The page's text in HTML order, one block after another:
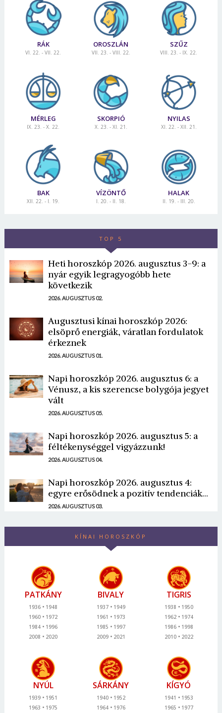
RÁK
VI. 22. - VII. 22.
OROSZLÁN
VII. 23. - VIII. 22.
SZŰZ
VIII. 23. - IX. 22.
MÉRLEG
IX. 23. - X. 22.
SKORPIÓ
X. 23. - XI. 21.
NYILAS
XI. 22. - XII. 21.
BAK
XII. 22. - I. 19.
VÍZÖNTŐ
I. 20. - II. 18.
HALAK
II. 19. - III. 20.
TOP 5
Heti horoszkóp 2026. augusztus 3-9: a
nyár egyik legragyogóbb hete
következik
2026. AUGUSZTUS 02.
Augusztusi kínai horoszkóp 2026:
elsöprő energiák, váratlan fordulatok
érkeznek
2026. AUGUSZTUS 01.
Napi horoszkóp 2026. augusztus 6: a
Vénusz, a kis szerencse bolygója jegyet
vált
2026. AUGUSZTUS 05.
Napi horoszkóp 2026. augusztus 5: a
féltékenységgel vigyázzunk!
2026. AUGUSZTUS 04.
Napi horoszkóp 2026. augusztus 4:
egyre erősödnek a pozitív tendenciák...
2026. AUGUSZTUS 03.
KÍNAI HOROSZKÓP
PATKÁNY
1936
1948
1960
1972
1984
1996
2008
2020
BIVALY
1937
1949
1961
1973
1985
1997
2009
2021
TIGRIS
1938
1950
1962
1974
1986
1998
2010
2022
NYÚL
1939
1951
1963
1975
SÁRKÁNY
1940
1952
1964
1976
KÍGYÓ
1941
1953
1965
1977
Jelszó
Mégse Bejelentkezés